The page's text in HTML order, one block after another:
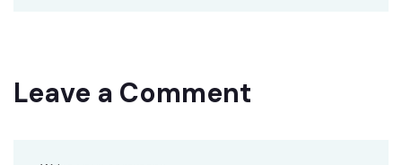
Leave a Comment